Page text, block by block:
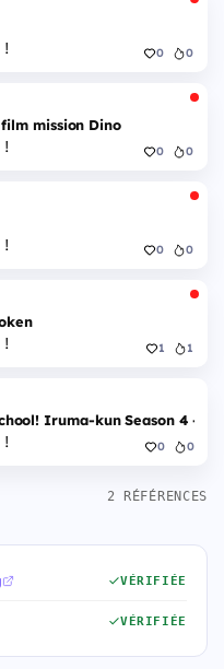
0 0
mission Dino
0 0
0 0
1 1
Iruma-kun Season 4 -
0 0
2 RÉFÉRENCES
VÉRIFIÉE
VÉRIFIÉE